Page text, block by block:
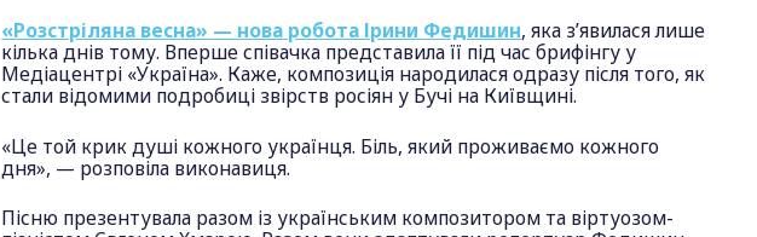
«Розстріляна весна» — нова робота Ірини Федишин, яка з’явилася лише
кілька днів тому. Вперше співачка представила її під час брифінгу у
Медіацентрі «Україна». Каже, композиція народилася одразу після того, як
стали відомими подробиці звірств росіян у Бучі на Київщині.
«Це той крик душі кожного українця. Біль, який проживаємо кожного
дня», — розповіла виконавиця.
Пісню презентувала разом із українським композитором та віртуозом-